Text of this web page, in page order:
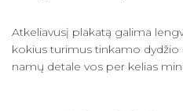
Atkeliavusį plakatą galima
kokius turimus tinkamo dydžio
namų detale vos per kelias